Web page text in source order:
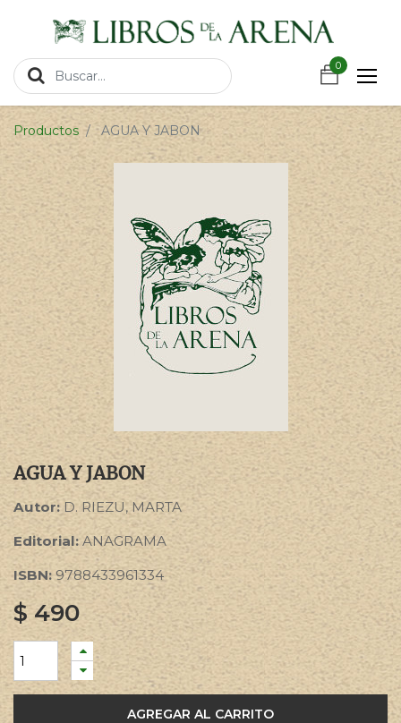
0
0
Productos AGUA Y JABON
AGUA Y JABON
Autor: D. RIEZU, MARTA
Editorial:ANAGRAMA
ISBN: 9788433961334
$490
AGREGAR AL CARRITO